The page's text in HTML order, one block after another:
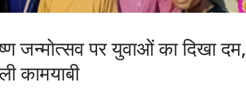
जन्मोत्सव पर युवाओं का दिखा दम,
कामयाबी